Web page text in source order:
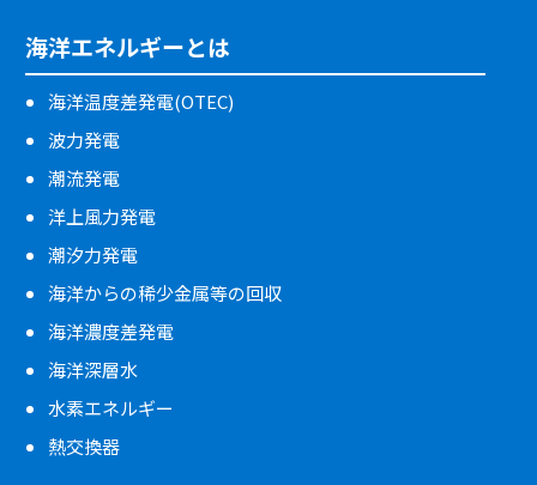
海洋エネルギーとは
海洋温度差発電(OTEC)
波力発電
潮流発電
洋上風力発電
潮汐力発電
海洋からの稀少金属等の回収
海洋濃度差発電
海洋深層水
水素エネルギー
熱交換器